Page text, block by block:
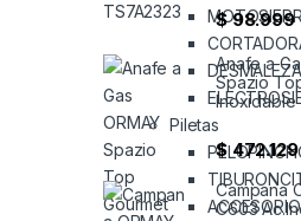
Piletas
$98.999
Anafe a
Spazio
Inoxidable
$472.129
Campana
C603